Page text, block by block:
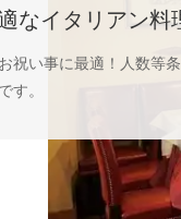
なイタリアン料
祝い事に最適！人数等
す。